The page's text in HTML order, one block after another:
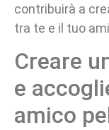
contribuirà a
tra te e il tuo
Creare
e
amico